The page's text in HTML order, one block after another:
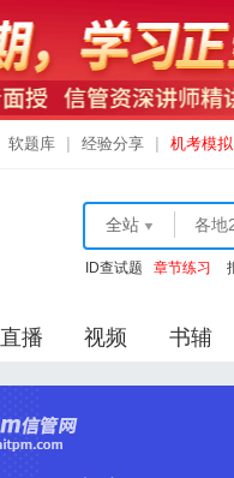
软题库 经验分享 机考模拟
全站
ID查试题 章节练习
直播 视频 书辅
理师